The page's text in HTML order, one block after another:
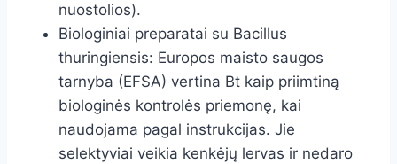
nuostolios).
Biologiniai preparatai su Bacillus
thuringiensis: Europos maisto saugos
tarnyba (EFSA) vertina Bt kaip priimtiną
biologinės kontrolės priemonę, kai
naudojama pagal instrukcijas. Jie
selektyviai veikia kenkėjų lervas ir nedaro